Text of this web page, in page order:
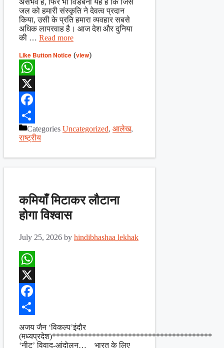
असंभव है, फिर भी विडंबना यह है कि जिस
जल को हमारी संस्कृति ने देवत्व प्रदान
किया, उसी के प्रति हमारा व्यवहार सबसे
अधिक लापरवाह है। आज देश और दुनिया
की … Read more
Like Button Notice (view)
WhatsApp
X
Facebook
ShareCategories Uncategorized, आलेख,
राष्ट्रीय
कमियाँ मिटाकर लौटाना
होगा विश्वास
July 25, 2026 by hindibhashaa lekhak
WhatsApp
X
Facebook
अजय जैन ‘विकल्प’इंदौर
(मध्यप्रदेश)****************************************
‘नीट’ विवाद-आंदोलन… भारत के लिए